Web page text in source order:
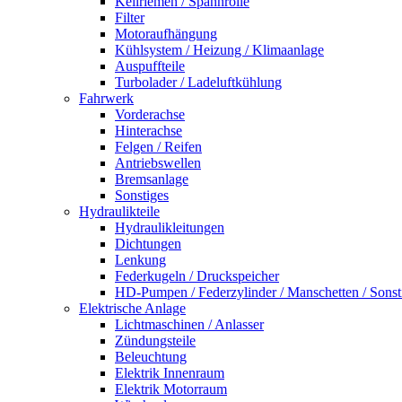
Filter
Motoraufhängung
Kühlsystem / Heizung / Klimaanlage
Auspuffteile
Turbolader / Ladeluftkühlung
Fahrwerk
Vorderachse
Hinterachse
Felgen / Reifen
Antriebswellen
Bremsanlage
Sonstiges
Hydraulikteile
Hydraulikleitungen
Dichtungen
Lenkung
Federkugeln / Druckspeicher
HD-Pumpen / Federzylinder / Manschetten /
Elektrische Anlage
Lichtmaschinen / Anlasser
Zündungsteile
Beleuchtung
Elektrik Innenraum
Elektrik Motorraum